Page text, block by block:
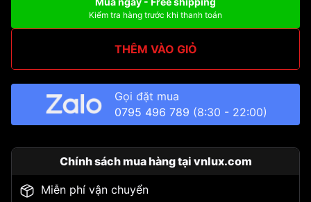
Kiểm tra hàng trước khi thanh toán
THÊM VÀO GIỎ
Gọi đặt mua
0795 496 789 (8:30 - 22:00)
Chính sách mua hàng tại vnlux.com
Miễn phí vận chuyển